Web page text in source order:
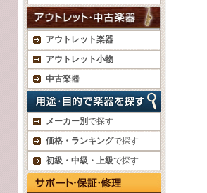
アウトレット楽器
アウトレット小物
中古楽器
メーカー別で探す
価格・ランキングで探す
初級・中級・上級で探す